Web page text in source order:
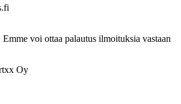
voi ottaa palautus ilmoituksia vastaan
Oy